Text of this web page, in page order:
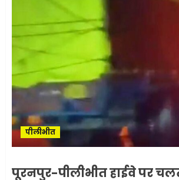
पीलीभीत
पूरनपुर-पीलीभीत हाईवे पर